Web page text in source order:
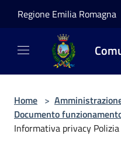
Regione Emilia Romagna
Home >
Documento
Informativa privacy Polizia